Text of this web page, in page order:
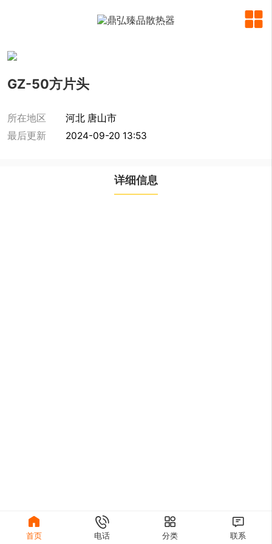

GZ-50方片头
所在地区
河北 唐山市
最后更新
2024-09-20 13:53
详细信息

首页

电话

分类

联系